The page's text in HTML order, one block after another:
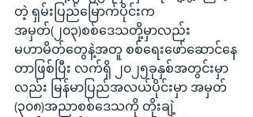
တဲ့ ရှမ်းပြည်မြောက်ပိုင်းက
အမှတ်(၂၀၃)စစ်ဒေသတို့မှာလည်း
မဟာမိတ်တွေနဲ့အတူ စစ်ရေးဖော်ဆောင်နေ
တာဖြစ်ပြီး လက်ရှိ ၂၀၂၅ခုနှစ်အတွင်းမှာ
လည်း မြန်မာပြည်အလယ်ပိုင်းမှာ အမှတ်
(၃၀၈)အညာစစ်ဒေသကို တိုးချဲ့